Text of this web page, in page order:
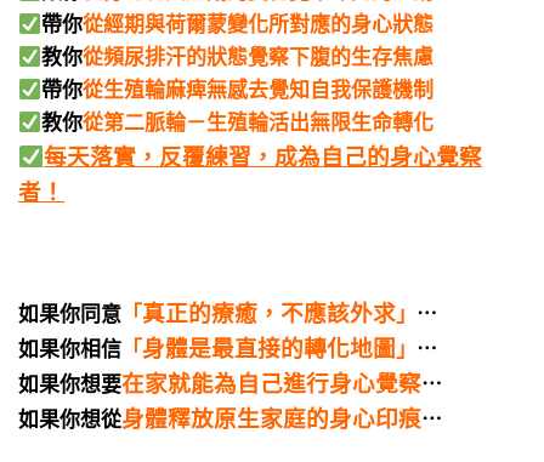
帶你從經期與荷爾蒙變化所對應的身心狀態
教你從頻尿排汗的狀態覺察下腹的生存焦慮
帶你從生殖輪麻痺無感去覺知自我保護機制
教你從第二脈輪－生殖輪活出無限生命轉化
每天落實，反覆練習，成為自己的身心覺察
者！
如果你同意 「真正的療癒，不應該外求」 ⋯
如果你相信 「身體是最直接的轉化地圖 」 ⋯
如果你想要在家就能為自己進行身心覺察⋯
如果你想從身體釋放原生家庭的身心印痕⋯